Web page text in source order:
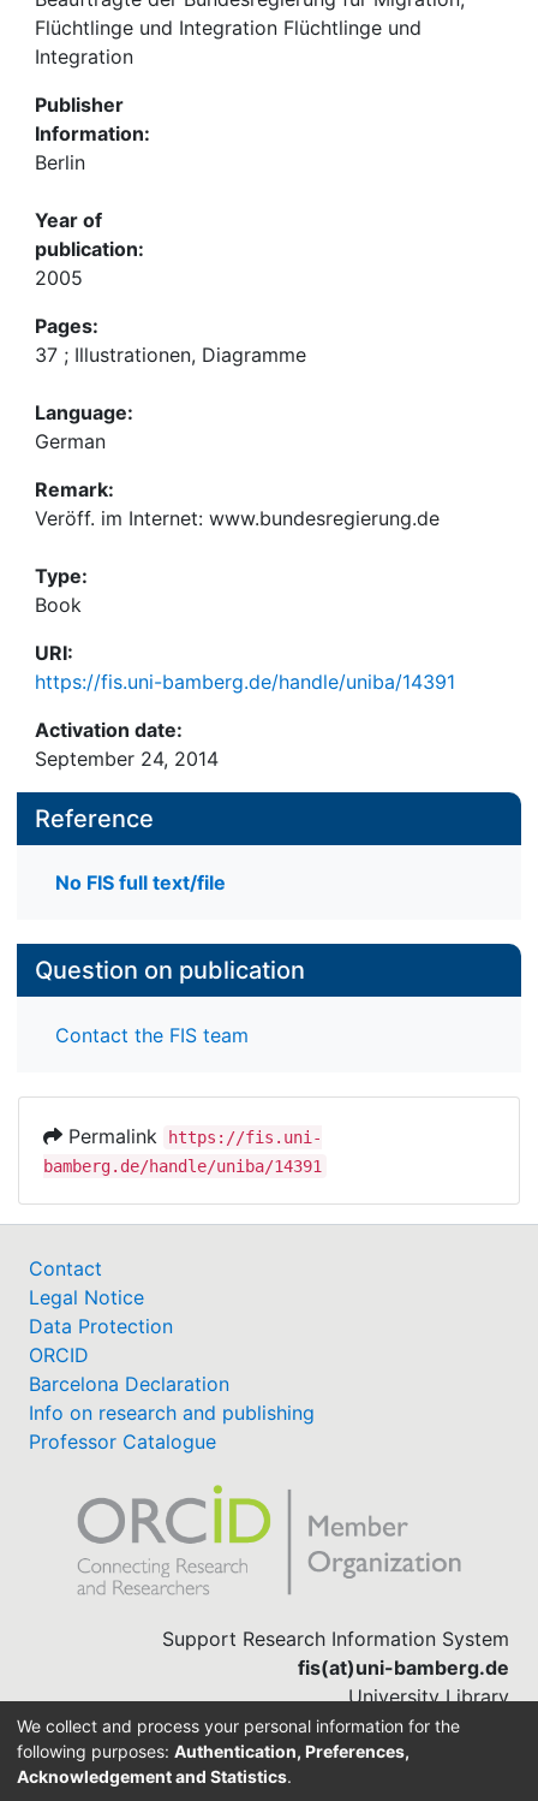
Flüchtlinge und Integration Flüchtlinge und
Integration
Publisher
Information:
Berlin
Year of
publication:
2005
Pages:
37 ; Illustrationen, Diagramme
Language:
German
Remark:
Veröff. im Internet: www.bundesregierung.de
Type:
Book
URI:
https://fis.uni-bamberg.de/handle/uniba/14391
Activation date:
September 24, 2014
Reference
No FIS full text/file
Question on publication
Contact the FIS team
Permalink
https://fis.uni-
bamberg.de/handle/uniba/14391
Contact
Legal Notice
Data Protection
ORCID
Barcelona Declaration
Info on research and publishing
Professor Catalogue
Support Research Information System
fis(at)uni-bamberg.de
University Library
(0951) 863-1568
We collect and process your personal information for the
following purposes: Authentication, Preferences,
Acknowledgement and Statistics.